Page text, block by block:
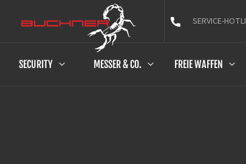
SERVICE-
SECURITY MESSER & CO. FREIE WAFFEN